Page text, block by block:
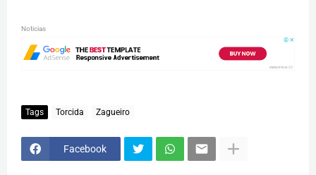
Noticias
Tags Torcida Zagueiro
Facebook